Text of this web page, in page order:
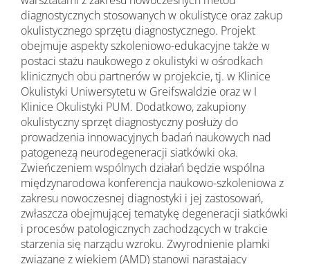
diagnostycznych stosowanych w okulistyce oraz zakup
okulistycznego sprzętu diagnostycznego. Projekt
obejmuje aspekty szkoleniowo-edukacyjne także w
postaci stażu naukowego z okulistyki w ośrodkach
klinicznych obu partnerów w projekcie, tj. w Klinice
Okulistyki Uniwersytetu w Greifswaldzie oraz w I
Klinice Okulistyki PUM. Dodatkowo, zakupiony
okulistyczny sprzęt diagnostyczny posłuży do
prowadzenia innowacyjnych badań naukowych nad
patogenezą neurodegeneracji siatkówki oka.
Zwieńczeniem wspólnych działań będzie wspólna
międzynarodowa konferencja naukowo-szkoleniowa z
zakresu nowoczesnej diagnostyki i jej zastosowań,
zwłaszcza obejmującej tematykę degeneracji siatkówki
i procesów patologicznych zachodzących w trakcie
starzenia się narządu wzroku. Zwyrodnienie plamki
związane z wiekiem (AMD) stanowi narastający